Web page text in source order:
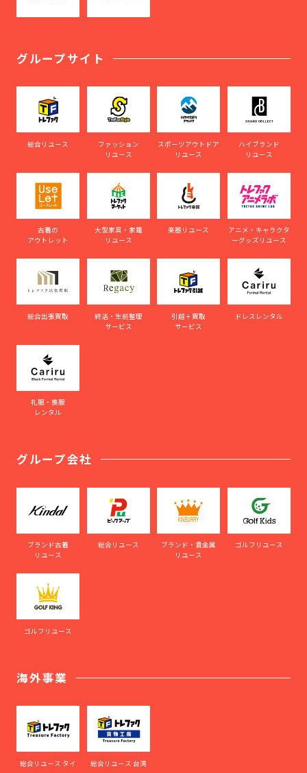
グループサイト
総合リユース
ファッション
リユース
スポーツアウトドア
リユース
ハイブランド
リユース
古着の
アウトレット
大型家具・家電
リユース
楽器リユース
アニメ・キャラクタ
ーグッズリユース
総合出張買取
終活・生前整理
サービス
引越＋買取
サービス
ドレスレンタル
礼服・喪服
レンタル
グループ会社
ブランド古着
リユース
総合リユース
ブランド・貴金属
リユース
ゴルフリユース
ゴルフリユース
海外事業
総合リユース タイ 総合リユース 台湾